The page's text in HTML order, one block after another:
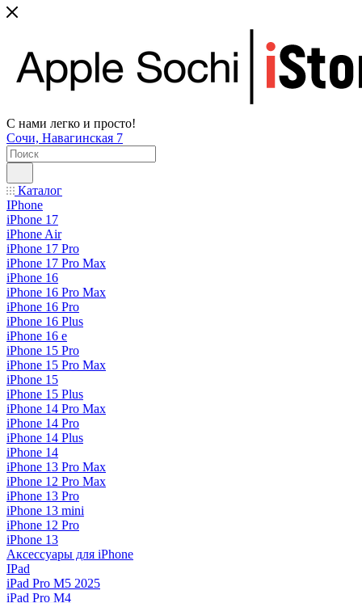
С нами легко и просто!
Сочи, Навагинская 7
Каталог
IPhone
iPhone 17
iPhone Air
iPhone 17 Pro
iPhone 17 Pro Max
iPhone 16
iPhone 16 Pro Max
iPhone 16 Pro
iPhone 16 Plus
iPhone 16 e
iPhone 15 Pro
iPhone 15 Pro Max
iPhone 15
iPhone 15 Plus
iPhone 14 Pro Max
iPhone 14 Pro
iPhone 14 Plus
iPhone 14
iPhone 13 Pro Max
iPhone 12 Pro Max
iPhone 13 Pro
iPhone 13 mini
iPhone 12 Pro
iPhone 13
Аксессуары для iPhone
IPad
iPad Pro M5 2025
iPad Pro M4